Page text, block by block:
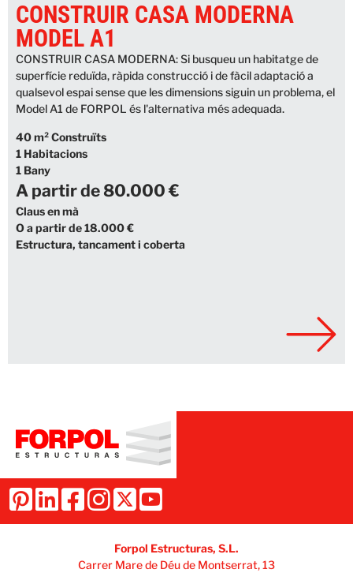
CONSTRUIR CASA MODERNA
MODEL A1
CONSTRUIR CASA MODERNA: Si busqueu un habitatge de
superfície reduïda, ràpida construcció i de fàcil adaptació a
qualsevol espai sense que les dimensions siguin un problema, el
Model A1 de FORPOL és l'alternativa més adequada.
40 m² Construïts
1 Habitacions
1 Bany
A partir de 80.000 €
Claus en mà
O a partir de 18.000 €
Estructura, tancament i coberta
Forpol Estructuras, S.L.
Carrer Mare de Déu de Montserrat, 13